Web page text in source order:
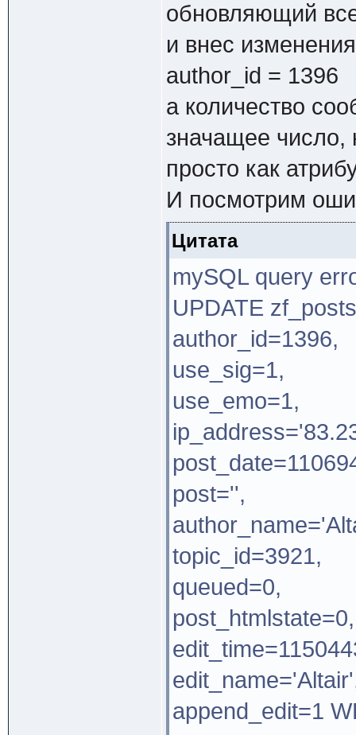
обновляющий
и внес изменения
author_id = 1396
а количество
значащее число,
просто как
И посмотрим
Цитата
mySQL query
UPDATE
author_id=1396,
use_sig=1,
use_emo=1,
post='',
topic_id=3921,
queued=0,
post_htmlstate=0,
append_edit=1